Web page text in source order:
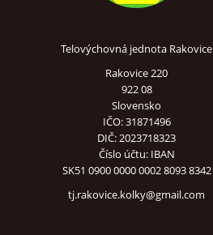
Telovýchovná jednota Rakovice
Rakovice 220
922 08
Slovensko
IČO: 31871496
DIČ: 2023718323
Číslo účtu: IBAN
SK51 0900 0000 0002 8093 8342
tj.rakovice.kolky@gmail.com